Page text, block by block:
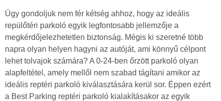
Úgy gondoljuk nem fér kétség ahhoz, hogy az ideális
repülőtéri parkoló egyik legfontosabb jellemzője a
megkérdőjelezhetetlen biztonság. Mégis ki szeretné több
napra olyan helyen hagyni az autóját, ami könnyű célpont
lehet tolvajok számára? A 0-24-ben őrzött parkoló olyan
alapfeltétel, amely mellől nem szabad tágítani amikor az
ideális reptéri parkoló kiválasztására kerül sor. Éppen ezért
a Best Parking reptéri parkoló kialakításakor az egyik